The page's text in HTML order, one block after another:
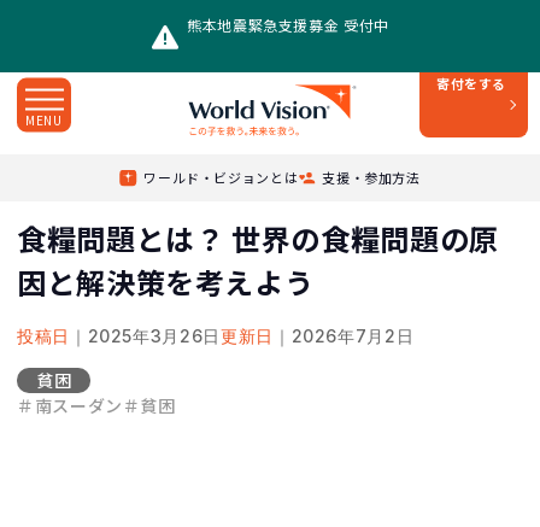
熊本地震緊急支援募金 受付中
寄付をする
MENU
ワールド・ビジョンとは 支援・参加方法
/
食糧問題とは？ 世界の食糧問題の原因と解決策を考えよう
食糧問題とは？ 世界の食糧問題の原
因と解決策を考えよう
投稿日 ｜2025年3月26日更新日 ｜2026年7月2日
貧困
＃南スーダン ＃貧困